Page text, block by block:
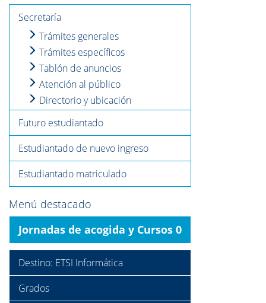
Secretaría
Trámites generales
Trámites específicos
Tablón de anuncios
Atención al público
Directorio y ubicación
Futuro estudiantado
Estudiantado de nuevo ingreso
Estudiantado matriculado
Menú destacado
Jornadas de acogida y Cursos 0
Destino: ETSI Informática
Grados